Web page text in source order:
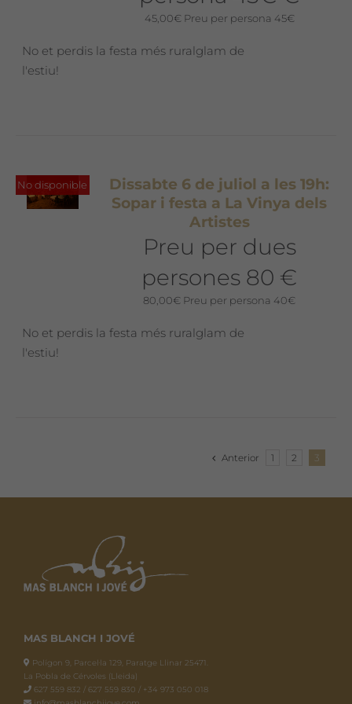
45,00€ Preu per persona 45€
No et perdis la festa més ruralglam de
l'estiu!
No disponible
Dissabte 6 de juliol a les 19h:
Sopar i festa a La Vinya dels
Artistes
Preu per dues
persones 80 €
80,00€ Preu per persona 40€
No et perdis la festa més ruralglam de
l'estiu!
Anterior 1 2 3
MAS BLANCH I JOVÉ
Polígon 9, Parcel·la 129, Paratge Llinar 25471.
La Pobla de Cérvoles (Lleida)
627 559 832 / 627 559 830 / +34 973 050 018